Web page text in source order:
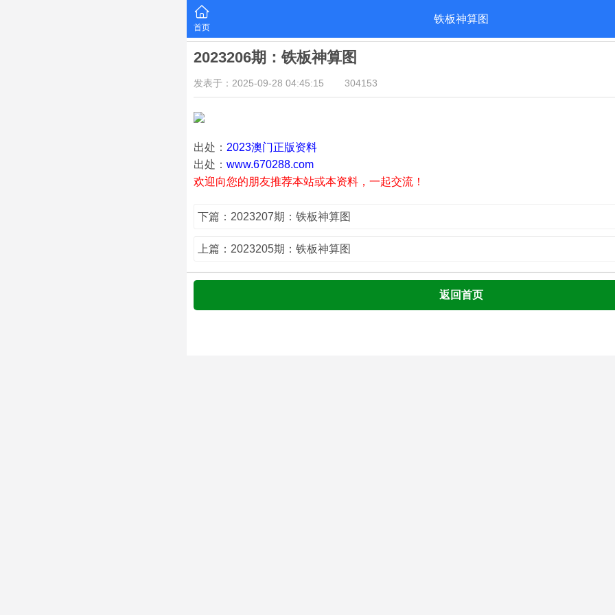
首页
铁板神算图
2023206期：铁板神算图
发表于：2025-09-28 04:45:15 304153
出处： 2023澳门正版资料
出处： www.670288.com
欢迎向您的朋友推荐本站或本资料，一起交流！
下篇：2023207期：铁板神算图
上篇：2023205期：铁板神算图
返回首页